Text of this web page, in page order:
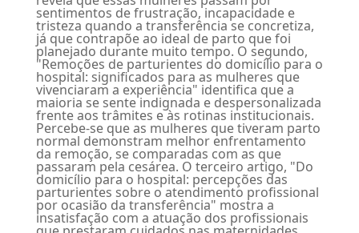
sentimentos de frustração, incapacidade e
tristeza quando a transferência se concretiza,
já que contrapõe ao ideal de parto que foi
planejado durante muito tempo. O segundo,
"Remoções de parturientes do domicílio para o
hospital: significados para as mulheres que
vivenciaram a experiência" identifica que a
maioria se sente indignada e despersonalizada
frente aos trâmites e às rotinas institucionais.
Percebe-se que as mulheres que tiveram parto
normal demonstram melhor enfrentamento
da remoção, se comparadas com as que
passaram pela cesárea. O terceiro artigo, "Do
domicílio para o hospital: percepções das
parturientes sobre o atendimento profissional
por ocasião da transferência" mostra a
insatisfação com a atuação dos profissionais